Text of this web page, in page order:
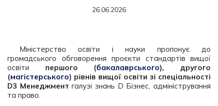
26.06.2026
Міністерство освіти і науки пропонує до
громадського обговорення проєкти стандартів вищої
освіти першого (бакалаврського), другого
(магістерського) рівнів вищої освіти зі спеціальності
D3 Менеджментгалузі знань D Бізнес, адміністрування
та право.